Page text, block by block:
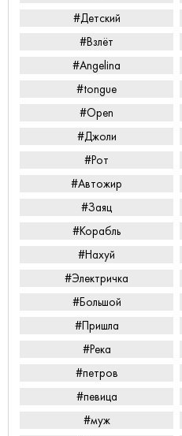
#Детский
#Взлёт
#Angelina
#tongue
#Open
#Джоли
#Рот
#Автожир
#Заяц
#Корабль
#Нахуй
#Электричка
#Большой
#Пришла
#Река
#петров
#певица
#муж